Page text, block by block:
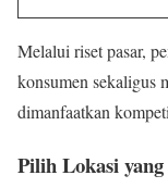
Melalui riset pasar,
konsumen sekaligus
dimanfaatkan
Pilih Lokasi